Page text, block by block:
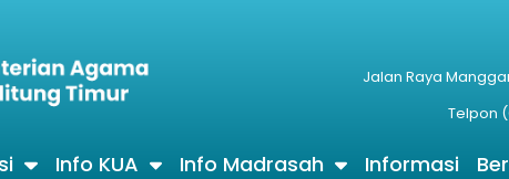
Jalan Raya
Telpon
Info KUA Info Madrasah Informasi